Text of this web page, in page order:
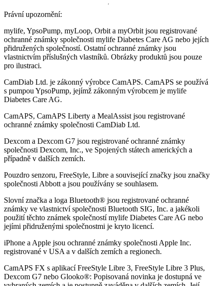
Právní upozornění:
mylife, YpsoPump, myLoop, Orbit a myOrbit jsou registrované
ochranné známky společnosti mylife Diabetes Care AG nebo jejích
přidružených společností. Ostatní ochranné známky jsou
vlastnictvím příslušných vlastníků. Obrázky produktů jsou pouze
pro ilustraci.
CamDiab Ltd. je zákonný výrobce CamAPS. CamAPS se používá
s pumpou YpsoPump, jejímž zákonným výrobcem je mylife
Diabetes Care AG.
CamAPS, CamAPS Liberty a MealAssist jsou registrované
ochranné známky společnosti CamDiab Ltd.
Dexcom a Dexcom G7 jsou registrované ochranné známky
společnosti Dexcom, Inc., ve Spojených státech amerických a
případně v dalších zemích.
Pouzdro senzoru, FreeStyle, Libre a související značky jsou značky
společnosti Abbott a jsou používány se souhlasem.
Slovní značka a loga Bluetooth® jsou registrované ochranné
známky ve vlastnictví společnosti Bluetooth SIG, Inc. a jakékoli
použití těchto známek společností mylife Diabetes Care AG nebo
jejími přidruženými společnostmi je kryto licencí.
iPhone a Apple jsou ochranné známky společnosti Apple Inc.
registrované v USA a v dalších zemích a regionech.
CamAPS FX s aplikací FreeStyle Libre 3, FreeStyle Libre 3 Plus,
Dexcom G7 nebo Glooko®: Popisovaná novinka je dostupná ve